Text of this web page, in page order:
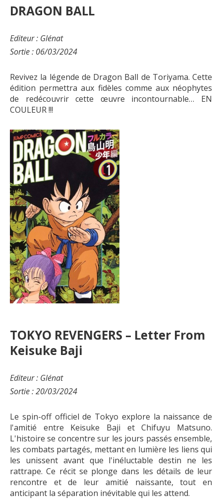
DRAGON BALL
Editeur : Glénat
Sortie : 06/03/2024
Revivez la légende de Dragon Ball de Toriyama. Cette
édition permettra aux fidèles comme aux néophytes
de redécouvrir cette œuvre incontournable… EN
COULEUR !!!
TOKYO REVENGERS – Letter From
Keisuke Baji
Editeur : Glénat
Sortie : 20/03/2024
Le spin-off officiel de Tokyo explore la naissance de
l'amitié entre Keisuke Baji et Chifuyu Matsuno.
L'histoire se concentre sur les jours passés ensemble,
les combats partagés, mettant en lumière les liens qui
les unissent avant que l'inéluctable destin ne les
rattrape. Ce récit se plonge dans les détails de leur
rencontre et de leur amitié naissante, tout en
anticipant la séparation inévitable qui les attend.